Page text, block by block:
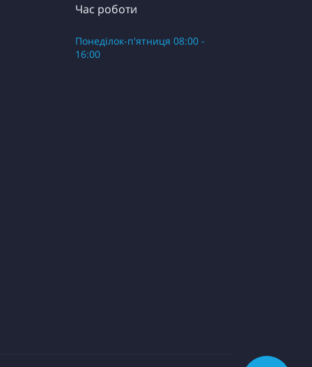
Час роботи
Понеділок-п'ятниця 08:00 -
16:00